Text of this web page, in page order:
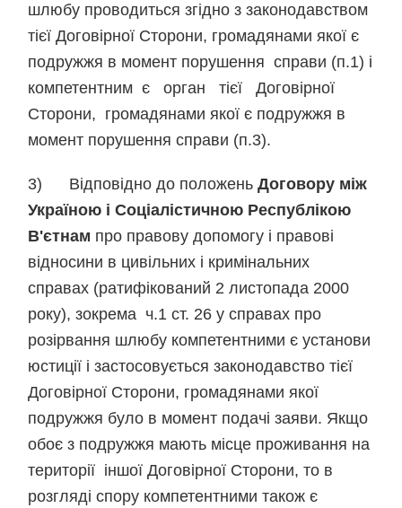
шлюбу проводиться згідно з законодавством
тієї Договірної Сторони, громадянами якої є
подружжя в момент порушення справи (п.1) і
компетентним є орган тієї Договірної
Сторони, громадянами якої є подружжя в
момент порушення справи (п.3).
3) Відповідно до положеньДоговору між
Україною і Соціалістичною Республікою
В'єтнам про правову допомогу і правові
відносини в цивільних і кримінальних
справах (ратифікований 2 листопада 2000
року), зокрема ч.1 ст. 26 у справах про
розірвання шлюбу компетентними є установи
юстиції і застосовується законодавство тієї
Договірної Сторони, громадянами якої
подружжя було в момент подачі заяви. Якщо
обоє з подружжя мають місце проживання на
території іншої Договірної Сторони, то в
розгляді спору компетентними також є